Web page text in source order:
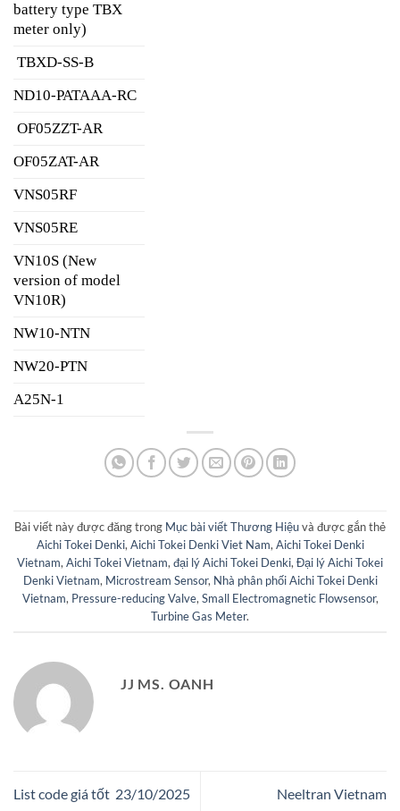
battery type TBX
meter only)
TBXD-SS-B
ND10-PATAAA-RC
OF05ZZT-AR
OF05ZAT-AR
VNS05RF
VNS05RE
VN10S (New
version of model
VN10R)
NW10-NTN
NW20-PTN
A25N-1
Bài viết này được đăng trong Mục bài viết Thương Hiệuvà được gắn thẻ
Aichi Tokei Denki, Aichi Tokei Denki Viet Nam, Aichi Tokei Denki
Vietnam, Aichi Tokei Vietnam, đại lý Aichi Tokei Denki, Đại lý Aichi Tokei
Denki Vietnam, Microstream Sensor, Nhà phân phối Aichi Tokei Denki
Vietnam, Pressure-reducing Valve, Small Electromagnetic Flowsensor,
Turbine Gas Meter.
JJ MS. OANH
List code giá tốt 23/10/2025 Neeltran Vietnam